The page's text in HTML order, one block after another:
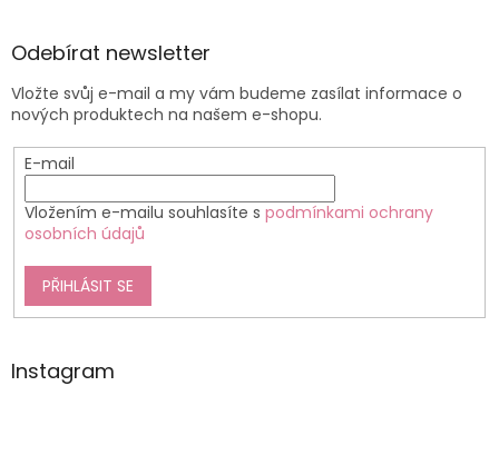
Odebírat newsletter
Vložte svůj e-mail a my vám budeme zasílat informace o
nových produktech na našem e-shopu.
E-mail
Vložením e-mailu souhlasíte s podmínkami ochrany
osobních údajů
PŘIHLÁSIT SE
Instagram